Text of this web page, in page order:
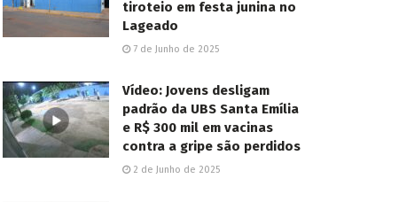
tiroteio em festa junina no
Lageado
7 de Junho de 2025
Vídeo: Jovens desligam
padrão da UBS Santa Emília
e R$ 300 mil em vacinas
contra a gripe são perdidos
2 de Junho de 2025